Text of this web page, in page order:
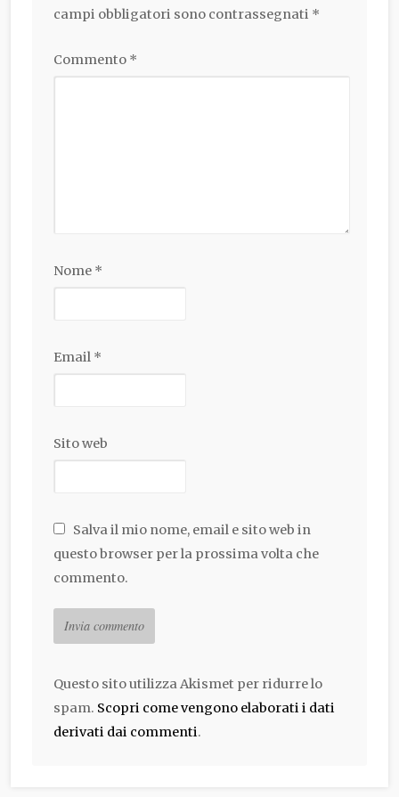
campi obbligatori sono contrassegnati *
Commento *
Nome *
Email *
Sito web
Salva il mio nome, email e sito web in
questo browser per la prossima volta che
commento.
Questo sito utilizza Akismet per ridurre lo
spam. Scopri come vengono elaborati i dati
derivati dai commenti.